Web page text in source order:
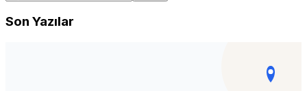
Son Yazılar